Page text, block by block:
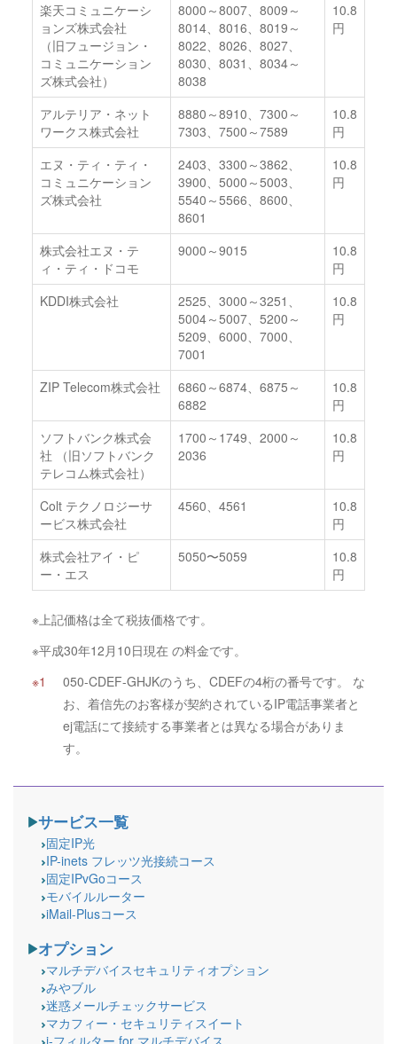
楽天コミュニケーシ
ョンズ株式会社
（旧フュージョン・
コミュニケーション
ズ株式会社）
8000～8007、8009～
8014、8016、8019～
8022、8026、8027、
8030、8031、8034～
8038
10.8
円
アルテリア・ネット
ワークス株式会社
8880～8910、7300～
7303、7500～7589
10.8
円
エヌ・ティ・ティ・
コミュニケーション
ズ株式会社
2403、3300～3862、
3900、5000～5003、
5540～5566、8600、
8601
10.8
円
株式会社エヌ・テ
ィ・ティ・ドコモ
9000～9015
10.8
円
KDDI株式会社
2525、3000～3251、
5004～5007、5200～
5209、6000、7000、
7001
10.8
円
ZIP Telecom株式会社
6860～6874、6875～
6882
10.8
円
ソフトバンク株式会
社 （旧ソフトバンク
テレコム株式会社）
1700～1749、2000～
2036
10.8
円
Colt テクノロジーサ
ービス株式会社
4560、4561
10.8
円
株式会社アイ・ピ
ー・エス
5050〜5059
10.8
円
※上記価格は全て税抜価格です。
※平成30年12月10日現在 の料金です。
050-CDEF-GHJKのうち、CDEFの4桁の番号です。 な
お、着信先のお客様が契約されているIP電話事業者と
ej電話にて接続する事業者とは異なる場合がありま
す。
サービス一覧
固定IP光
IP-inets フレッツ光接続コース
固定IPvGoコース
モバイルルーター
iMail-Plusコース
オプション
マルチデバイスセキュリティオプション
みやブル
迷惑メールチェックサービス
マカフィー・セキュリティスイート